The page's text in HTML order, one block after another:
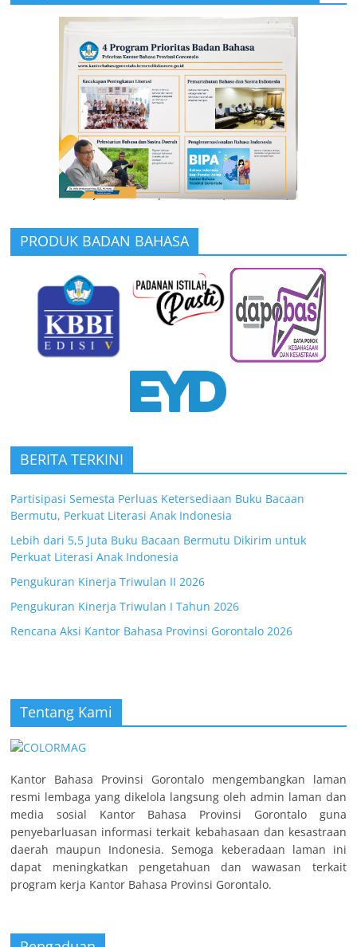
PRODUK BADAN BAHASA
BERITA TERKINI
Partisipasi Semesta Perluas Ketersediaan Buku Bacaan
Bermutu, Perkuat Literasi Anak Indonesia
Lebih dari 5,5 Juta Buku Bacaan Bermutu Dikirim untuk
Perkuat Literasi Anak Indonesia
Pengukuran Kinerja Triwulan II 2026
Pengukuran Kinerja Triwulan I Tahun 2026
Rencana Aksi Kantor Bahasa Provinsi Gorontalo 2026
Tentang Kami
Kantor Bahasa Provinsi Gorontalo mengembangkan laman
resmi lembaga yang dikelola langsung oleh admin laman dan
media sosial Kantor Bahasa Provinsi Gorontalo guna
penyebarluasan informasi terkait kebahasaan dan kesastraan
daerah maupun Indonesia. Semoga keberadaan laman ini
dapat meningkatkan pengetahuan dan wawasan terkait
program kerja Kantor Bahasa Provinsi Gorontalo.